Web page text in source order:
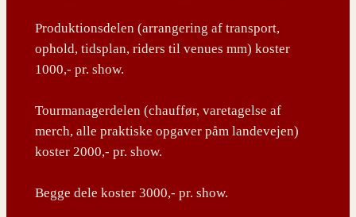
Produktionsdelen (arrangering af transport,
ophold, tidsplan, riders til venues mm) koster
1000,- pr. show.
Tourmanagerdelen (chauffør, varetagelse af
merch, alle praktiske opgaver påm landevejen)
koster 2000,- pr. show.
Begge dele koster 3000,- pr. show.